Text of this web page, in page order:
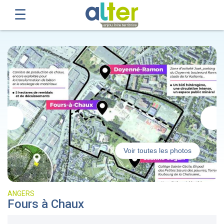
Voir toutes les photos
ANGERS
Fours à Chaux